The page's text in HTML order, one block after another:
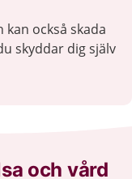
också skada
skyddar dig själv
och vård